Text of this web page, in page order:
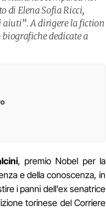
di Elena Sofia Ricci,
aiuti”. A dirigere la fiction
dedicate a
, premio Nobel per la
e della conoscenza, in
i panni dell'ex senatrice
torinese del Corriere